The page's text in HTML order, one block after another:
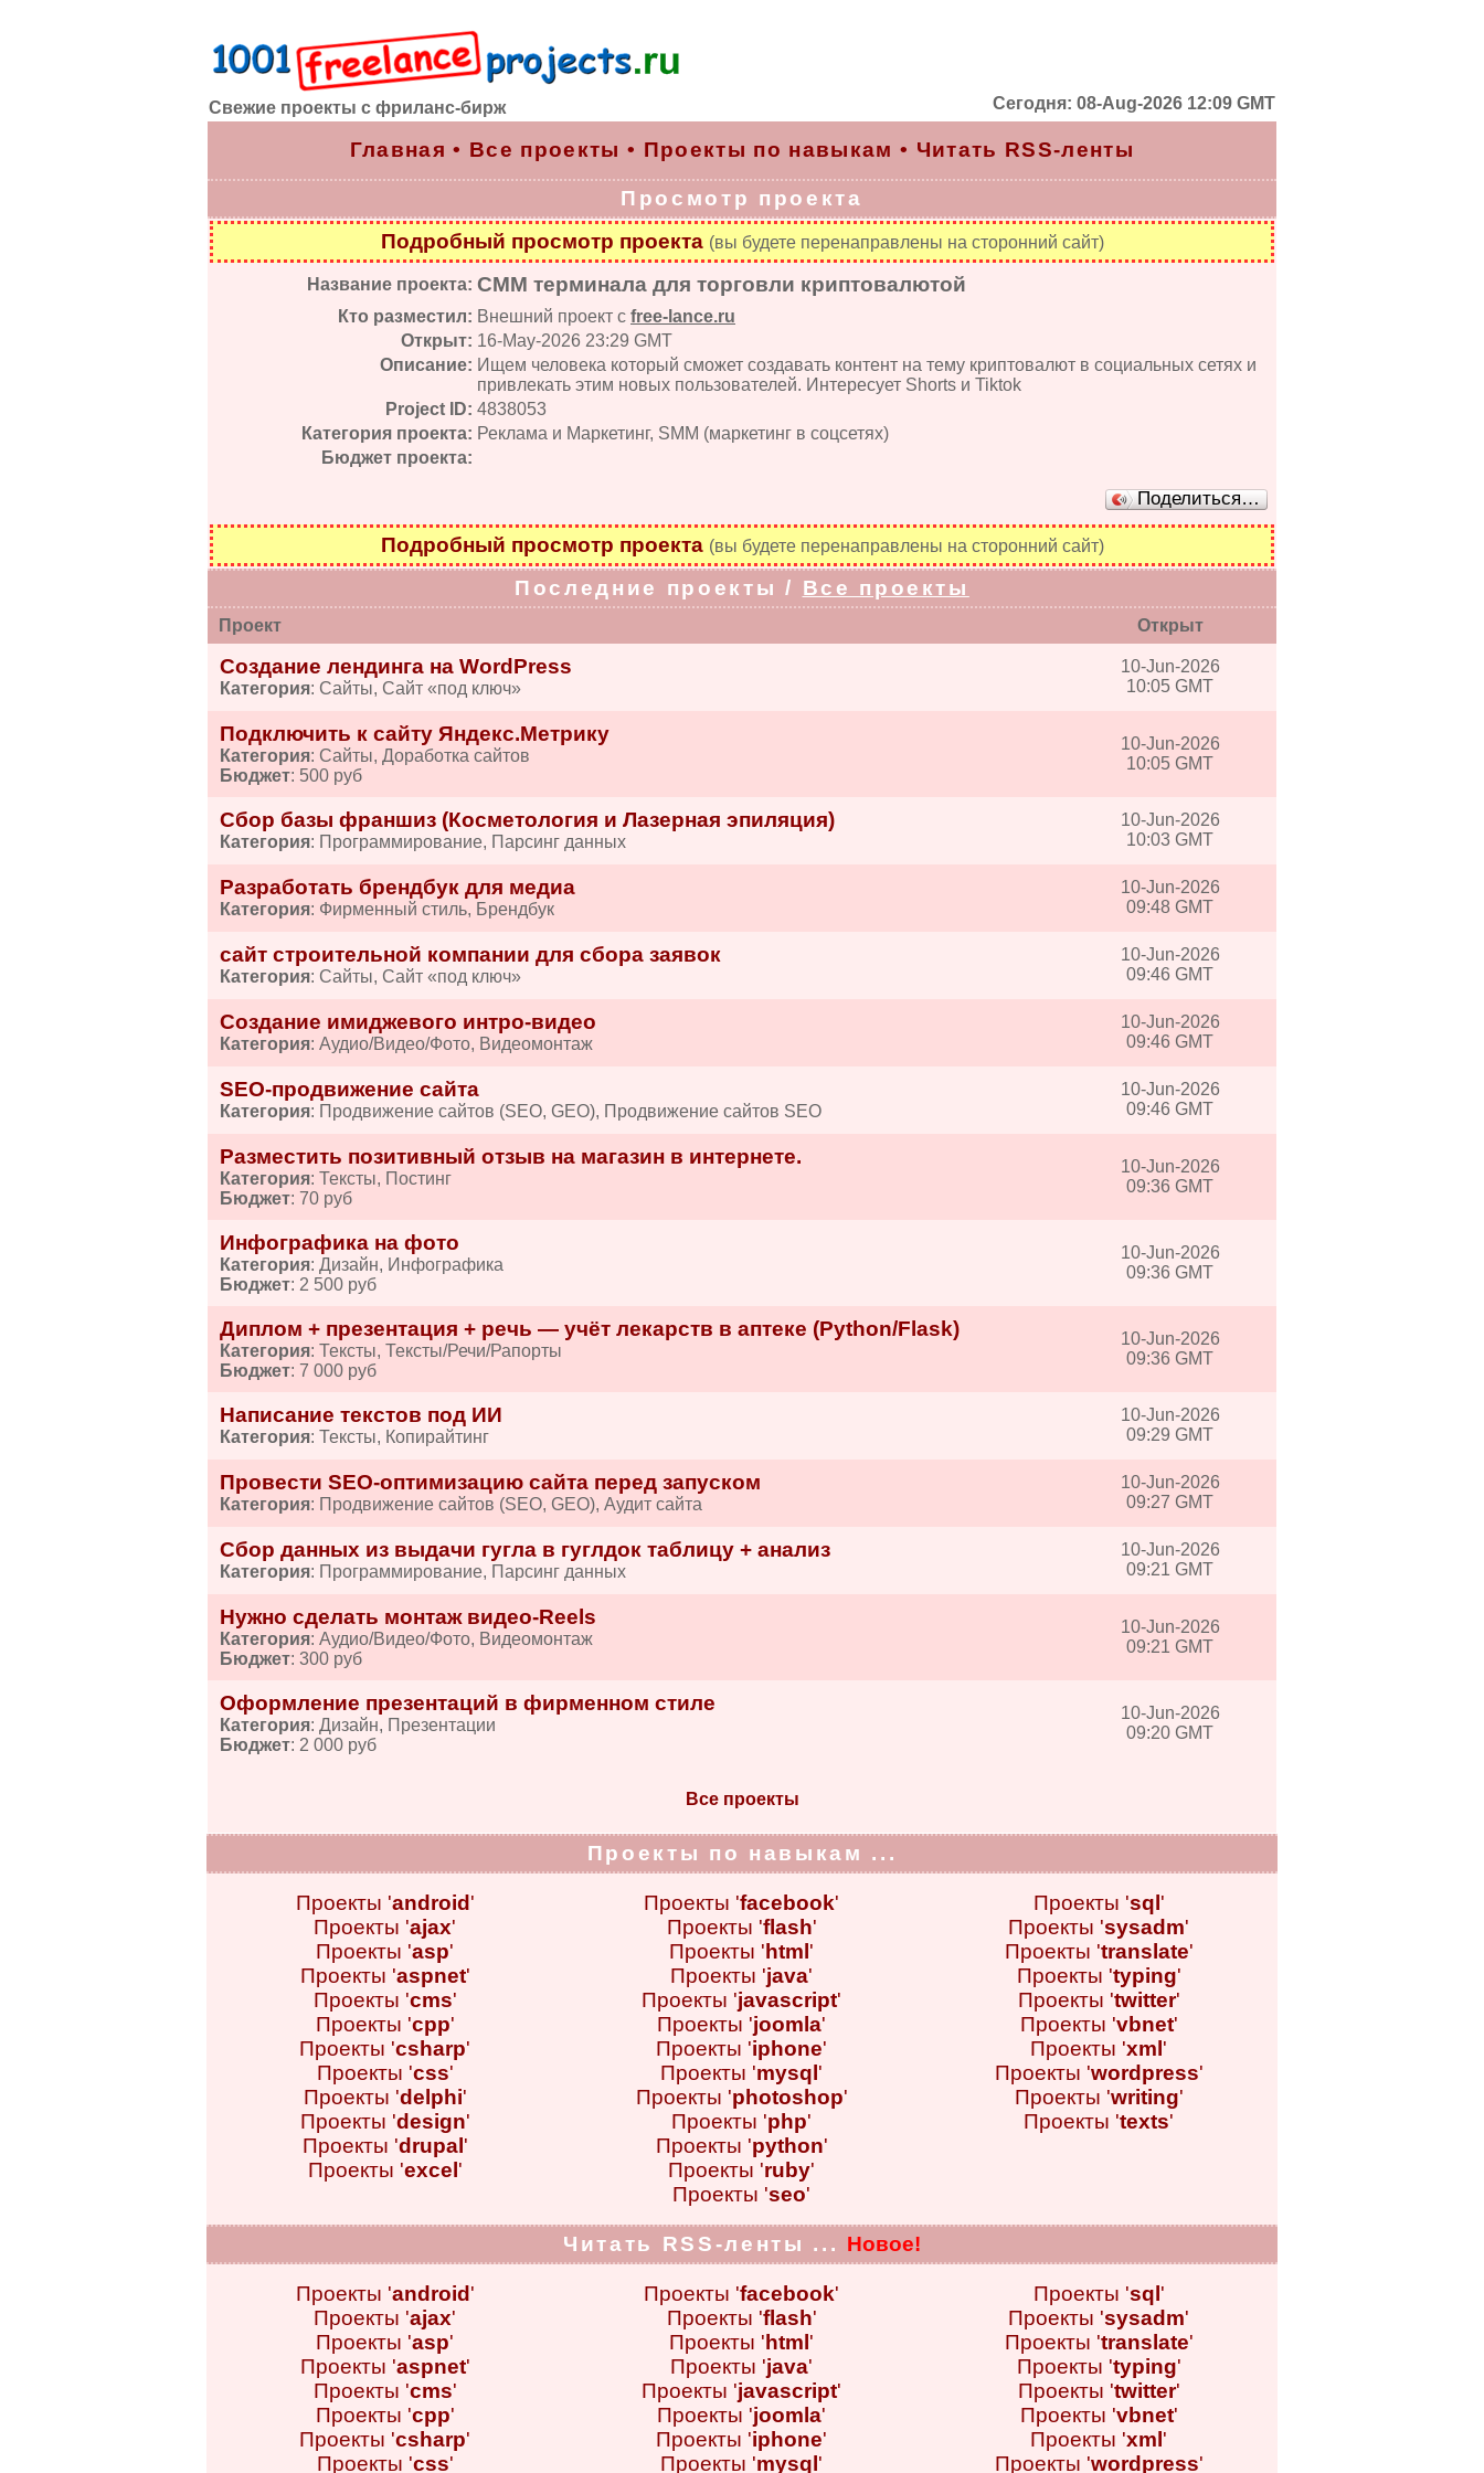
Свежие проекты с фриланс-бирж Сегодня: 08-Aug-2026 12:09 GMT
Главная • Все проекты • Проекты по навыкам • Читать RSS-ленты
Просмотр проекта
Подробный просмотр проекта (вы будете перенаправлены на сторонний сайт)
Название проекта: СММ терминала для торговли криптовалютой
Кто разместил: Внешний проект с free-lance.ru
Открыт: 16-May-2026 23:29 GMT
Описание: Ищем человека который сможет создавать контент на тему криптовалют в социальных сетях и
привлекать этим новых пользователей. Интересует Shorts и Tiktok
Project ID: 4838053
Категория проекта: Реклама и Маркетинг, SMM (маркетинг в соцсетях)
Бюджет проекта:
Поделиться…
Подробный просмотр проекта (вы будете перенаправлены на сторонний сайт)
Последние проекты / Все проекты
Проект Открыт
Создание лендинга на WordPress
Категория: Сайты, Сайт «под ключ»
10-Jun-2026
10:05 GMT
Подключить к сайту Яндекс.Метрику
Категория: Сайты, Доработка сайтов
Бюджет: 500 руб
10-Jun-2026
10:05 GMT
Сбор базы франшиз (Косметология и Лазерная эпиляция)
Категория: Программирование, Парсинг данных
10-Jun-2026
10:03 GMT
Разработать брендбук для медиа
Категория: Фирменный стиль, Брендбук
10-Jun-2026
09:48 GMT
сайт строительной компании для сбора заявок
Категория: Сайты, Сайт «под ключ»
10-Jun-2026
09:46 GMT
Создание имиджевого интро-видео
Категория: Аудио/Видео/Фото, Видеомонтаж
10-Jun-2026
09:46 GMT
SEO-продвижение сайта
Категория: Продвижение сайтов (SEO, GEO), Продвижение сайтов SEO
10-Jun-2026
09:46 GMT
Разместить позитивный отзыв на магазин в интернете.
Категория: Тексты, Постинг
Бюджет: 70 руб
10-Jun-2026
09:36 GMT
Инфографика на фото
Категория: Дизайн, Инфографика
Бюджет: 2 500 руб
10-Jun-2026
09:36 GMT
Диплом + презентация + речь — учёт лекарств в аптеке (Python/Flask)
Категория: Тексты, Тексты/Речи/Рапорты
Бюджет: 7 000 руб
10-Jun-2026
09:36 GMT
Написание текстов под ИИ
Категория: Тексты, Копирайтинг
10-Jun-2026
09:29 GMT
Провести SEO-оптимизацию сайта перед запуском
Категория: Продвижение сайтов (SEO, GEO), Аудит сайта
10-Jun-2026
09:27 GMT
Сбор данных из выдачи гугла в гуглдок таблицу + анализ
Категория: Программирование, Парсинг данных
10-Jun-2026
09:21 GMT
Нужно сделать монтаж видео-Reels
Категория: Аудио/Видео/Фото, Видеомонтаж
Бюджет: 300 руб
10-Jun-2026
09:21 GMT
Оформление презентаций в фирменном стиле
Категория: Дизайн, Презентации
Бюджет: 2 000 руб
10-Jun-2026
09:20 GMT
Все проекты
Проекты по навыкам ...
Проекты 'android '
Проекты 'ajax'
Проекты 'asp'
Проекты 'aspnet'
Проекты 'cms'
Проекты 'cpp'
Проекты 'csharp'
Проекты 'css'
Проекты 'delphi'
Проекты 'design'
Проекты 'drupal '
Проекты 'excel '
Проекты 'facebook'
Проекты 'flash'
Проекты 'html '
Проекты 'java'
Проекты 'javascript'
Проекты 'joomla'
Проекты 'iphone'
Проекты 'mysql '
Проекты 'photoshop'
Проекты 'php'
Проекты 'python'
Проекты 'ruby'
Проекты 'seo'
Проекты 'sql '
Проекты 'sysadm'
Проекты 'translate'
Проекты 'typing'
Проекты 'twitter'
Проекты 'vbnet'
Проекты 'xml '
Проекты 'wordpress'
Проекты 'writing'
Проекты 'texts'
Читать RSS-ленты ... Новое!
Проекты 'android '
Проекты 'ajax'
Проекты 'asp'
Проекты 'aspnet'
Проекты 'cms'
Проекты 'cpp'
Проекты 'csharp'
Проекты 'css'
Проекты 'facebook'
Проекты 'flash'
Проекты 'html '
Проекты 'java'
Проекты 'javascript'
Проекты 'joomla'
Проекты 'iphone'
Проекты 'mysql '
Проекты 'sql '
Проекты 'sysadm'
Проекты 'translate'
Проекты 'typing'
Проекты 'twitter'
Проекты 'vbnet'
Проекты 'xml '
Проекты 'wordpress'